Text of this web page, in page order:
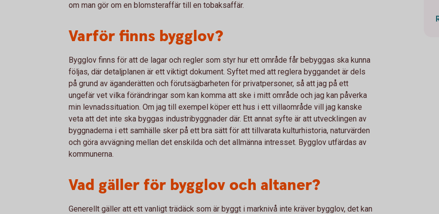
om man gör om en blomsteraffär till en tobaksaffär.
Varför finns bygglov?
Bygglov finns för att de lagar och regler som styr hur ett område får bebyggas ska kunna
följas, där detaljplanen är ett viktigt dokument. Syftet med att reglera byggandet är dels
på grund av äganderätten och förutsägbarheten för privatpersoner, så att jag på ett
ungefär vet vilka förändringar som kan komma att ske i mitt område och jag kan påverka
min levnadssituation. Om jag till exempel köper ett hus i ett villaområde vill jag kanske
veta att det inte ska byggas industribyggnader där. Ett annat syfte är att utvecklingen av
byggnaderna i ett samhälle sker på ett bra sätt för att tillvarata kulturhistoria, naturvärden
och göra avvägning mellan det enskilda och det allmänna intresset. Bygglov utfärdas av
kommunerna.
Vad gäller för bygglov och altaner?
Generellt gäller att ett vanligt trädäck som är byggt i marknivå inte kräver bygglov, det kan